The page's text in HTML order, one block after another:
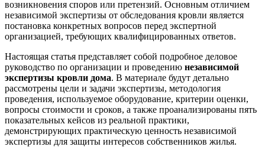
возникновения споров или претензий. Основным отличием
независимой экспертизы от обследования кровли является
постановка конкретных вопросов перед экспертной
организацией, требующих квалифицированных ответов.
Настоящая статья представляет собой подробное деловое
руководство по организации и проведению независимой
экспертизы кровли дома. В материале будут детально
рассмотрены цели и задачи экспертизы, методология
проведения, используемое оборудование, критерии оценки,
вопросы стоимости и сроков, а также проанализированы пять
показательных кейсов из реальной практики,
демонстрирующих практическую ценность независимой
экспертизы для защиты интересов собственников жилья.